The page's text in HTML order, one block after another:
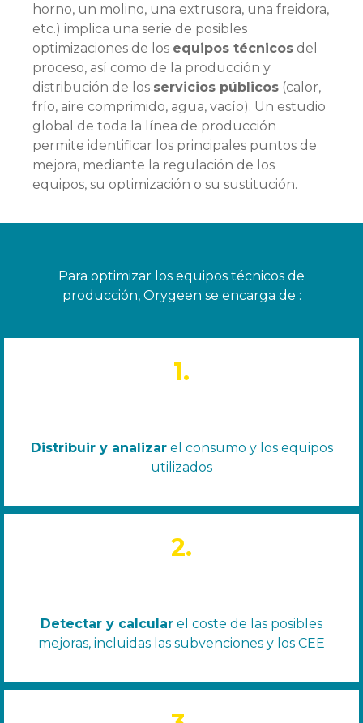
horno, un molino, una extrusora, una freidora,
etc.) implica una serie de posibles
optimizaciones de los equipos técnicos del
proceso, así como de la producción y
distribución de los servicios públicos (calor,
frío, aire comprimido, agua, vacío). Un estudio
global de toda la línea de producción
permite identificar los principales puntos de
mejora, mediante la regulación de los
equipos, su optimización o su sustitución.
Para optimizar los equipos técnicos de
producción, Orygeen se encarga de :
1.
Distribuir y analizarel consumo y los equipos
utilizados
2.
Detectar y calcular el coste de las posibles
mejoras, incluidas las subvenciones y los CEE